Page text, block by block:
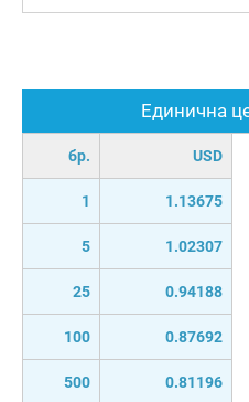
Единична
бр. USD
1 1.13675
5 1.02307
25 0.94188
100 0.87692
500 0.81196